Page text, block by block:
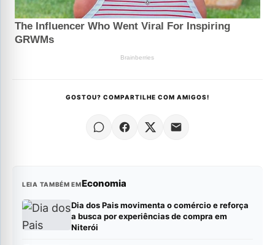
GOSTOU? COMPARTILHE COM AMIGOS!
LEIA TAMBÉM EMEconomia
Dia dos Pais movimenta o comércio e reforça
a busca por experiências de compra em
Niterói